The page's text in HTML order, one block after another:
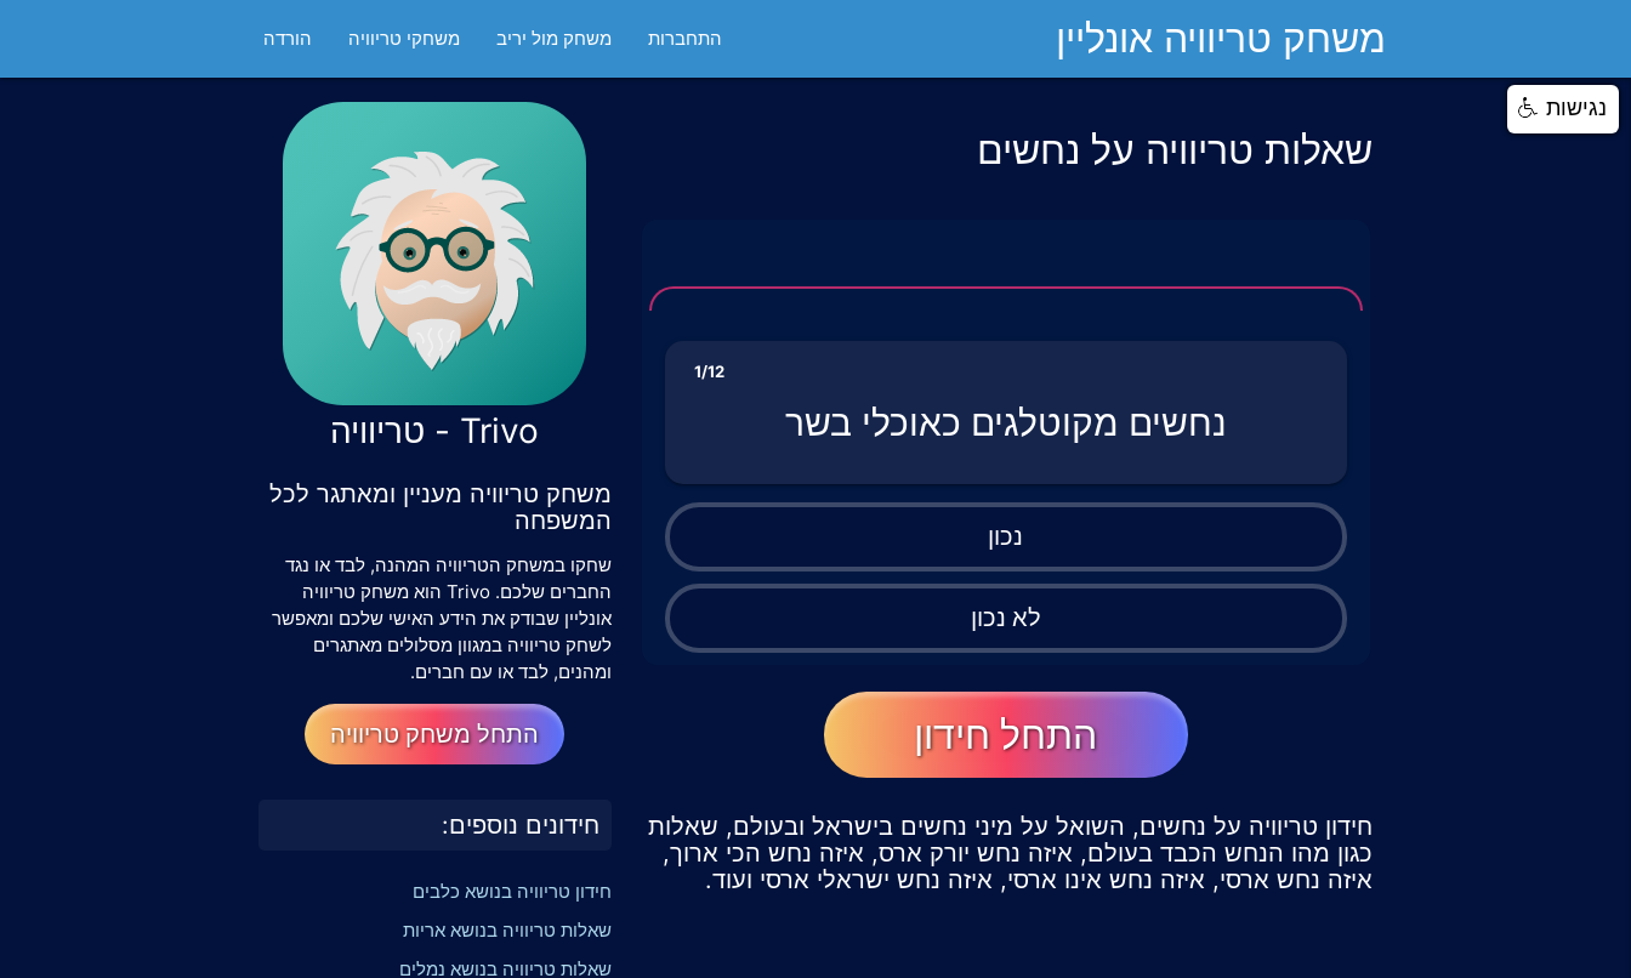
משחק טריוויה אונליין התחברות משחק מול יריב משחקי טריוויה הורדה
שאלות טריוויה על נחשים
1/12
נחשים מקוטלגים כאוכלי בשר
נכון
לא נכון
התחל חידון
חידון טריוויה על נחשים, השואל על מיני נחשים בישראל ובעולם, שאלות
כגון מהו הנחש הכבד בעולם, איזה נחש יורק ארס, איזה נחש הכי ארוך,
איזה נחש ארסי, איזה נחש אינו ארסי, איזה נחש ישראלי ארסי ועוד.
Trivo - טריוויה
משחק טריוויה מעניין ומאתגר לכל
המשפחה
שחקו במשחק הטריוויה המהנה, לבד או נגד
החברים שלכם. Trivo הוא משחק טריוויה
אונליין שבודק את הידע האישי שלכם ומאפשר
לשחק טריוויה במגוון מסלולים מאתגרים
ומהנים, לבד או עם חברים.
התחל משחק טריוויה
חידונים נוספים:
חידון טריוויה בנושא כלבים
שאלות טריוויה בנושא אריות
שאלות טריוויה בנושא נמלים
נגישות